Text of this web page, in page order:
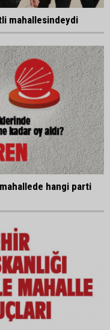
mahallesindeydi
hangi parti